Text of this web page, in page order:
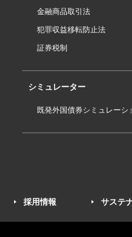
金融商品取引法
犯罪収益移転防止法
証券税制
シミュレーター
既発外国債券シミュレーシ
採用情報 サステ